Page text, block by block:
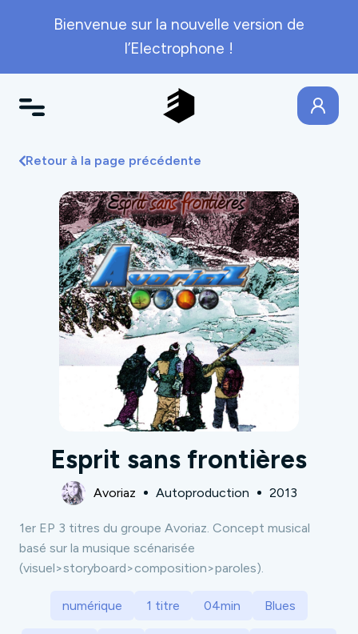
Bienvenue sur la nouvelle version de
l’Electrophone !
Retour à la page précédente
Esprit sans frontières
Avoriaz Autoproduction 2013
1er EP 3 titres du groupe Avoriaz. Concept musical
basé sur la musique scénarisée
(visuel>storyboard>composition>paroles).
numérique 1 titre 04min Blues